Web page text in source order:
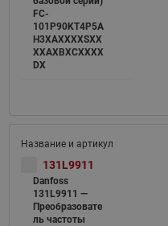
FC-
101P90KT4P5A
H3XAXXXXSXX
XXAXBXCXXXX
DX
131L9911
Danfoss
131L9911 —
Преобразовате
ль частоты